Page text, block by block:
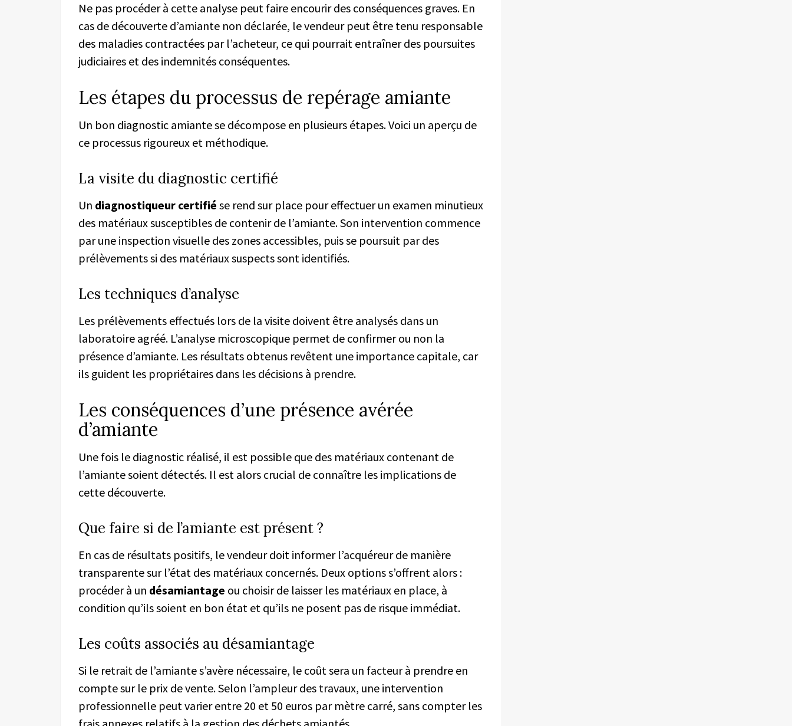
Ne pas procéder à cette analyse peut faire encourir des conséquences graves. En
cas de découverte d’amiante non déclarée, le vendeur peut être tenu responsable
des maladies contractées par l’acheteur, ce qui pourrait entraîner des poursuites
judiciaires et des indemnités conséquentes.
Les étapes du processus de repérage amiante
Un bon diagnostic amiante se décompose en plusieurs étapes. Voici un aperçu de
ce processus rigoureux et méthodique.
La visite du diagnostic certifié
Un diagnostiqueur certifié se rend sur place pour effectuer un examen minutieux
des matériaux susceptibles de contenir de l’amiante. Son intervention commence
par une inspection visuelle des zones accessibles, puis se poursuit par des
prélèvements si des matériaux suspects sont identifiés.
Les techniques d’analyse
Les prélèvements effectués lors de la visite doivent être analysés dans un
laboratoire agréé. L’analyse microscopique permet de confirmer ou non la
présence d’amiante. Les résultats obtenus revêtent une importance capitale, car
ils guident les propriétaires dans les décisions à prendre.
Les conséquences d’une présence avérée
d’amiante
Une fois le diagnostic réalisé, il est possible que des matériaux contenant de
l’amiante soient détectés. Il est alors crucial de connaître les implications de
cette découverte.
Que faire si de l’amiante est présent ?
En cas de résultats positifs, le vendeur doit informer l’acquéreur de manière
transparente sur l’état des matériaux concernés. Deux options s’offrent alors :
procéder à un désamiantage ou choisir de laisser les matériaux en place, à
condition qu’ils soient en bon état et qu’ils ne posent pas de risque immédiat.
Les coûts associés au désamiantage
Si le retrait de l’amiante s’avère nécessaire, le coût sera un facteur à prendre en
compte sur le prix de vente. Selon l’ampleur des travaux, une intervention
professionnelle peut varier entre 20 et 50 euros par mètre carré, sans compter les